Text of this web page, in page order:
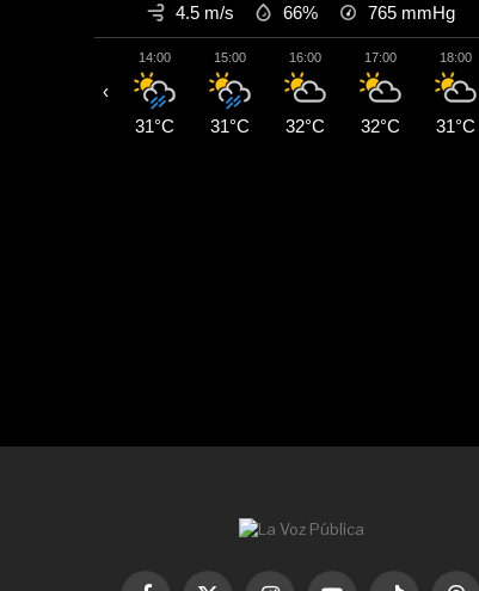
4.5 m/s 66% 765 mmHg
14:00
31°C
15:00
31°C
16:00
32°C
17:00
32°C
18:00
31°C
‹